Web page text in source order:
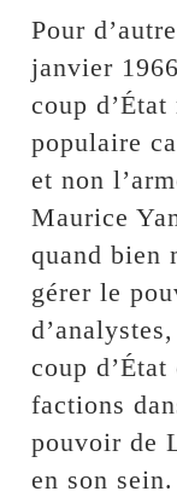
Pour
janvier
coup
populaire
et non
Maurice
quand bien
gérer le
coup
factions
pouvoir de
en son sein.